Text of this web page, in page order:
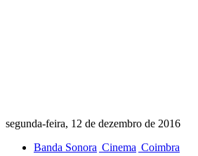
segunda-feira, 12 de dezembro de 2016
Banda Sonora Cinema Coimbra